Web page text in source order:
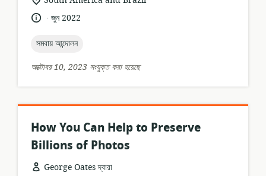
অবস্থান:
ভাষা: .
প্রকাশনারজুন 2022
topic:
সমবায় আন্দোলন
অক্টোবর 10, 2023 সংযুক্ত করা হয়েছে
How You Can Help to Preserve
Billions of Photos
George Oates দ্বারা